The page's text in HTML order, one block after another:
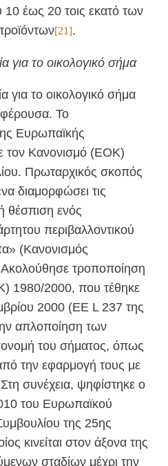
έως 20 τοις εκατό των
[21].
για το οικολογικό σήμα
για το οικολογικό σήμα
Το
Ευρωπαϊκής
τον Κανονισμό (ΕΟΚ)
Πρωταρχικός σκοπός
διαμορφώσει τις
θέσπιση ενός
περιβαλλοντικού
(Κανονισμός
τροποποίηση
1980/2000, που τέθηκε
2000 (ΕΕ L 237 της
απλοποίηση των
του σήματος, όπως
την εφαρμογή τους με
συνέχεια, ψηφίστηκε ο
του Ευρωπαϊκού
της 25ης
κινείται στον άξονα της
σταδίων μέχρι την